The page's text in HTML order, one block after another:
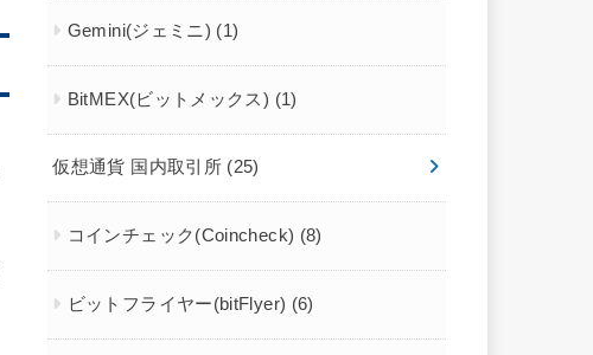
Gemini(ジェミニ) (1)
BitMEX(ビットメックス) (1)
仮想通貨 国内取引所 (25)
コインチェック(Coincheck) (8)
ビットフライヤー(bitFlyer) (6)